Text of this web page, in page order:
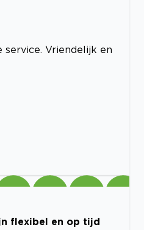
service. Vriendelijk en
flexibel en op tijd